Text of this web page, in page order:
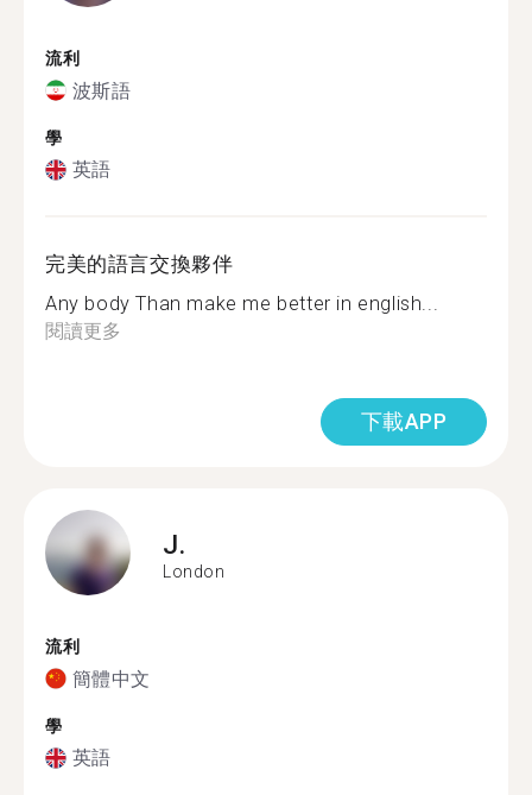
流利
波斯語
學
英語
完美的語言交換夥伴
Any body Than make me better in english...
閱讀更多
下載APP
J.
London
流利
簡體中文
學
英語